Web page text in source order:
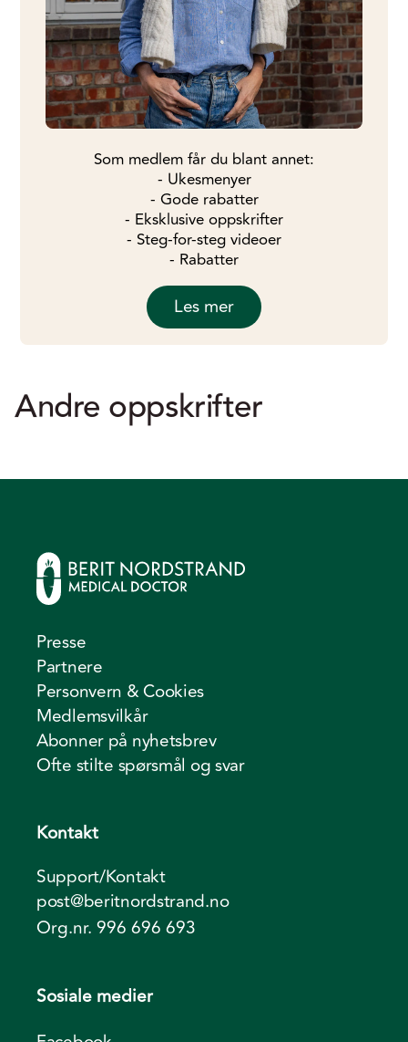
Som medlem får du blant annet:
- Ukesmenyer
- Gode rabatter
- Eksklusive oppskrifter
- Steg-for-steg videoer
- Rabatter
Les mer
Andre oppskrifter
Presse
Partnere
Personvern & Cookies
Medlemsvilkår
Abonner på nyhetsbrev
Ofte stilte spørsmål og svar
Kontakt
Support/Kontakt
post@beritnordstrand.no
Org.nr. 996 696 693
Sosiale medier